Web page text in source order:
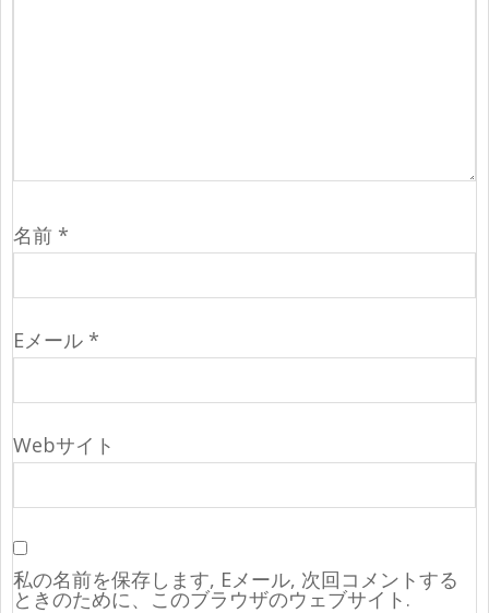
名前 *
Eメール *
Webサイト
私の名前を保存します, Eメール, 次回コメントする
ときのために、このブラウザのウェブサイト.